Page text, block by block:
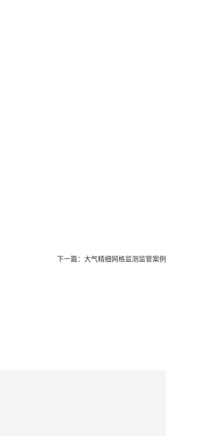
下一篇： 大气精细网格监测监管案例